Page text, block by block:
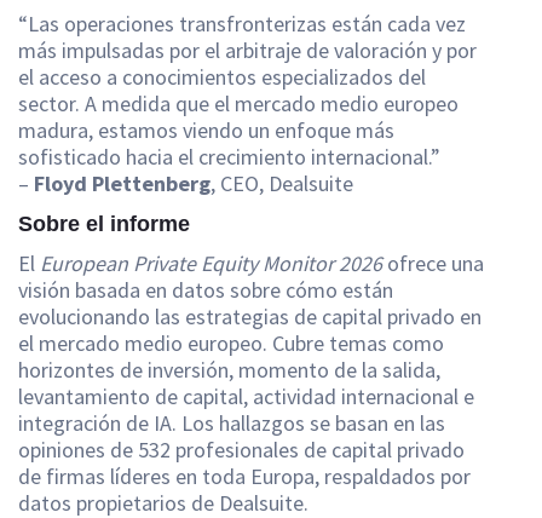
“Las operaciones transfronterizas están cada vez
más impulsadas por el arbitraje de valoración y por
el acceso a conocimientos especializados del
sector. A medida que el mercado medio europeo
madura, estamos viendo un enfoque más
sofisticado hacia el crecimiento internacional.”
– Floyd Plettenberg, CEO, Dealsuite
Sobre el informe
El European Private Equity Monitor 2026ofrece una
visión basada en datos sobre cómo están
evolucionando las estrategias de capital privado en
el mercado medio europeo. Cubre temas como
horizontes de inversión, momento de la salida,
levantamiento de capital, actividad internacional e
integración de IA. Los hallazgos se basan en las
opiniones de 532 profesionales de capital privado
de firmas líderes en toda Europa, respaldados por
datos propietarios de Dealsuite.